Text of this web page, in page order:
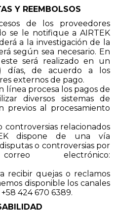
Y REEMBOLSOS
de los proveedores
se le notifique a AIRTEK
a la investigación de la
según sea necesario. En
será realizado en un
días, de acuerdo a los
externos de pago.
línea procesa los pagos de
diversos sistemas de
previos al procesamiento
controversias relacionados
dispone de una vía
o controversias por
electrónico:
recibir quejas o reclamos
disponible los canales
424 670 6389.